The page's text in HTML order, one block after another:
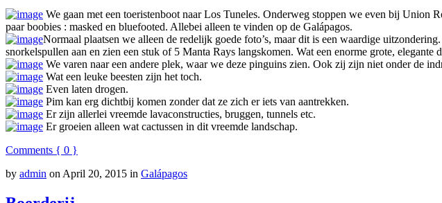
We gaan met een toeristenboot naar Los Tuneles. Onderweg stoppen we even bij
paar boobies : masked en bluefooted. Allebei alleen te vinden op de Galápagos.
Normaal plaatsen we alleen de redelijk goede foto’s, maar dit is een waardige
snorkelspullen aan en zien een stuk of 5 Manta Rays langskomen. Wat een enorme grote,
We varen naar een andere plek, waar we deze pinguins zien. Ook zij zijn niet onder de
Wat een leuke beesten zijn het toch.
Even laten drogen.
Pim kan erg dichtbij komen zonder dat ze zich er iets van aantrekken.
Er zijn allerlei vreemde lavaconstructies, bruggen, tunnels etc.
Er groeien alleen wat cactussen in dit vreemde landschap.
Comments { 0 }
by admin on April 20, 2015 in Galápagos